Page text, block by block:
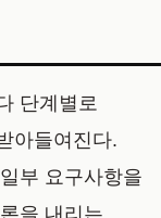
단계별로
아들여진다.
부 요구사항을